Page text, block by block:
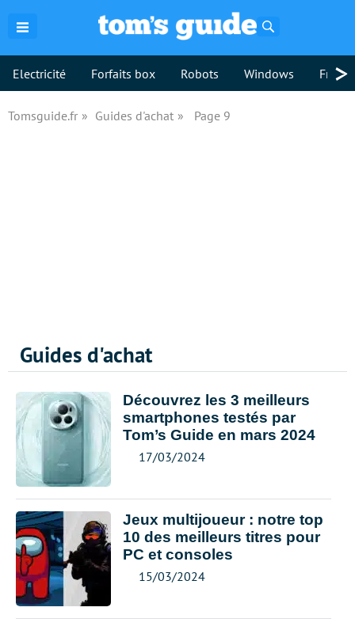
Electricité Forfaits box Robots Windows >
Tomsguide.fr Guides d'achat Page 9
Guides d'achat
Découvrez les 3 meilleurs
smartphones testés par
Tom’s Guide en mars 2024
17/03/2024
Jeux multijoueur : notre top
10 des meilleurs titres pour
PC et consoles
15/03/2024